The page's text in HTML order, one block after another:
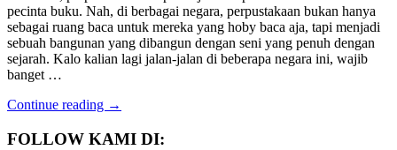
pecinta buku. Nah, di berbagai negara, perpustakaan bukan hanya
sebagai ruang baca untuk mereka yang hoby baca aja, tapi menjadi
sebuah bangunan yang dibangun dengan seni yang penuh dengan
sejarah. Kalo kalian lagi jalan-jalan di beberapa negara ini, wajib
banget …
Continue reading →
FOLLOW KAMI DI: